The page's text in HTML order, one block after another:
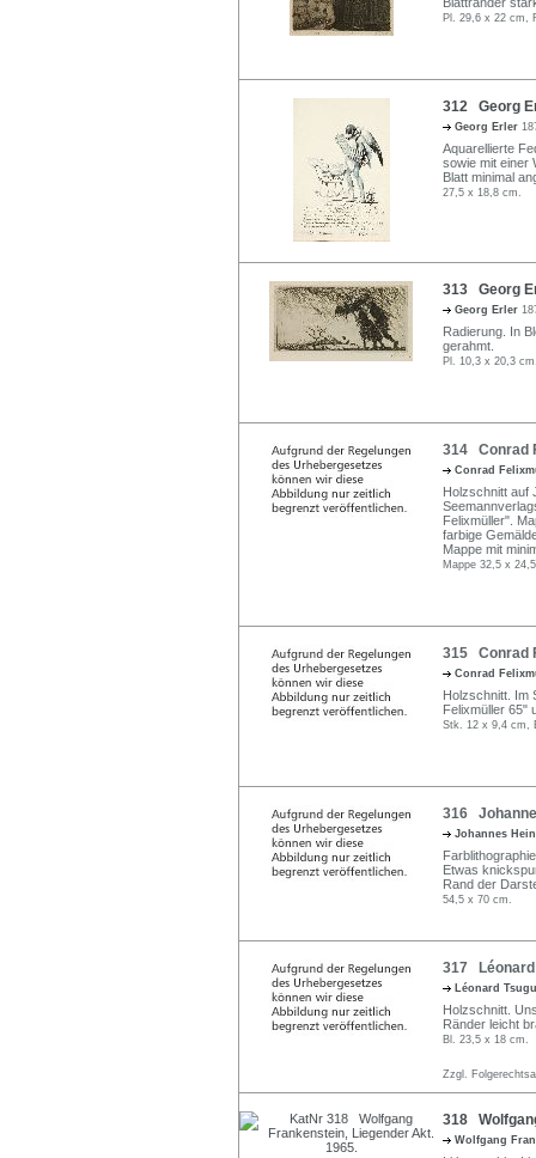
Pl. 29,6 x 22 cm,
312 Georg
Georg Erler
Aquarellierte
sowie mit einer
Blatt minimal
27,5 x 18,8 cm.
313 Georg
Georg Erler
Radierung. In
gerahmt.
Pl. 10,3 x 20,3
314 Conrad
Conrad
Holzschnitt auf
Felixmüller".
farbige
Mappe mit
Mappe 32,5 x
315 Conrad
Conrad
Holzschnitt. Im
Felixmüller 65"
Stk. 12 x 9,4 cm,
316
Johannes
Etwas
Rand der
54,5 x 70 cm.
317 Léonard
Léonard
Holzschnitt.
Ränder leicht
Bl. 23,5 x 18 cm.
Zzgl.
318
Wolfgang